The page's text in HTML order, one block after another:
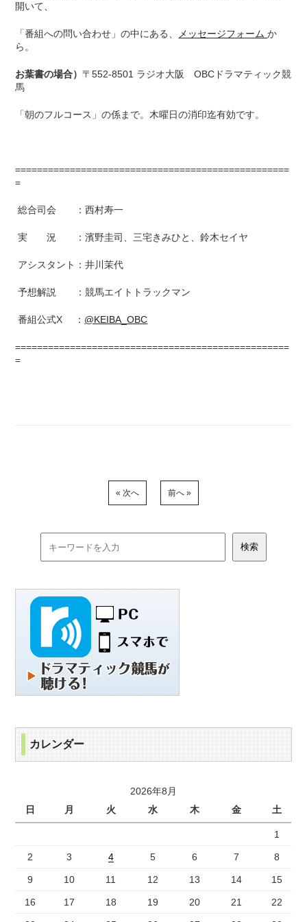
開いて、
「番組への問い合わせ」の中にある、 メッセージフォームか
ら。
お葉書の場合） 〒552-8501 ラジオ大阪 OBCドラマティック競
馬
「朝のフルコース」の係まで。木曜日の消印迄有効です。
==================================================
=
総合司会 ：西村寿一
実 況 ：濱野圭司、三宅きみひと、鈴木セイヤ
アシスタント：井川茉代
予想解説 ：競馬エイトトラックマン
番組公式X ： @KEIBA_OBC
==================================================
=
« 次へ 前へ »
カレンダー
2026年8月
日
月 火 水 木 金 土
1
2 3 4 5 6 7 8
9 10 11 12 13 14 15
16 17 18 19 20 21 22